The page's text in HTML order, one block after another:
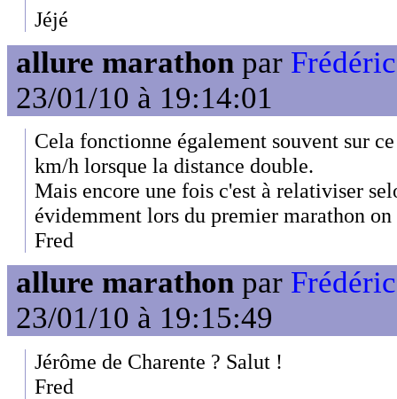
Jéjé
allure marathon par
23/01/10 à 19:14:01
Cela fonctionne également souvent sur
km/h lorsque la distance double.
Mais encore une fois c'est à relativiser
évidemment lors du premier marathon on
Fred
allure marathon par
23/01/10 à 19:15:49
Jérôme de Charente ? Salut !
Fred